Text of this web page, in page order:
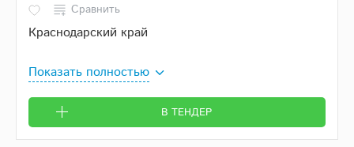
Сравнить
Краснодарский край
Показать полностью
В ТЕНДЕР